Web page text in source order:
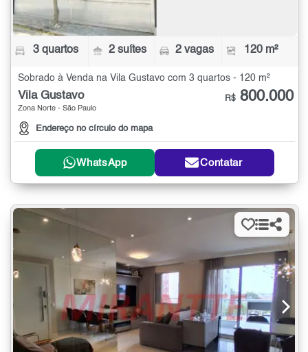
3 quartos 2 suítes 2 vagas 120 m²
Sobrado à Venda na Vila Gustavo com 3 quartos - 120 m²
Vila Gustavo
Zona Norte - São Paulo
Endereço no círculo do mapa
R$ 800.000
WhatsApp Contatar